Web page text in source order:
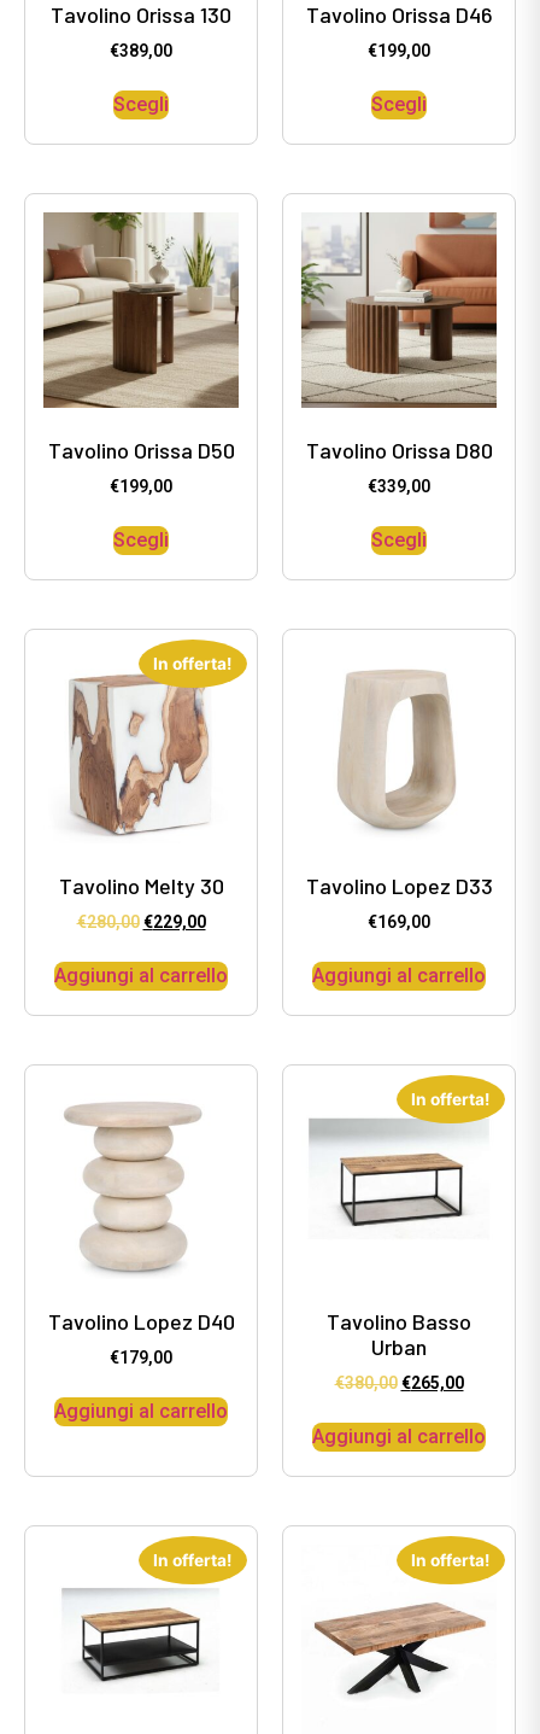
Tavolino Orissa 130
€389,00
Scegli
Tavolino Orissa D46
€199,00
Scegli
Tavolino Orissa D50
€199,00
Scegli
Tavolino Orissa D80
€339,00
Scegli
In offerta!
Tavolino Melty 30
€280,00 €229,00
Aggiungi al carrello
Tavolino Lopez D33
€169,00
Aggiungi al carrello
Tavolino Lopez D40
€179,00
Aggiungi al carrello
In offerta!
Tavolino Basso
Urban
€380,00 €265,00
Aggiungi al carrello
In offerta! In offerta!